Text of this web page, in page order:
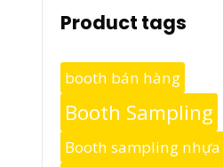
Product tags
booth bán hàng
Booth Sampling
Booth sampling nhựa